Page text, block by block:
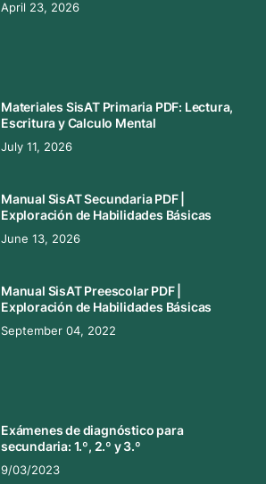
April 23, 2026
Materiales SisAT Primaria PDF: Lectura,
Escritura y Calculo Mental
July 11, 2026
Manual SisAT Secundaria PDF |
Exploración de Habilidades Básicas
June 13, 2026
Manual SisAT Preescolar PDF |
Exploración de Habilidades Básicas
September 04, 2022
Exámenes de diagnóstico para
secundaria: 1.º, 2.º y 3.º
9/03/2023